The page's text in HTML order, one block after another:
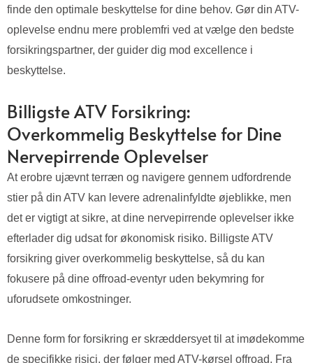
finde den optimale beskyttelse for dine behov. Gør din ATV-
oplevelse endnu mere problemfri ved at vælge den bedste
forsikringspartner, der guider dig mod excellence i
beskyttelse.
Billigste ATV Forsikring:
Overkommelig Beskyttelse for Dine
Nervepirrende Oplevelser
At erobre ujævnt terræn og navigere gennem udfordrende
stier på din ATV kan levere adrenalinfyldte øjeblikke, men
det er vigtigt at sikre, at dine nervepirrende oplevelser ikke
efterlader dig udsat for økonomisk risiko. Billigste ATV
forsikring giver overkommelig beskyttelse, så du kan
fokusere på dine offroad-eventyr uden bekymring for
uforudsete omkostninger.
Denne form for forsikring er skræddersyet til at imødekomme
de specifikke risici, der følger med ATV-kørsel offroad. Fra